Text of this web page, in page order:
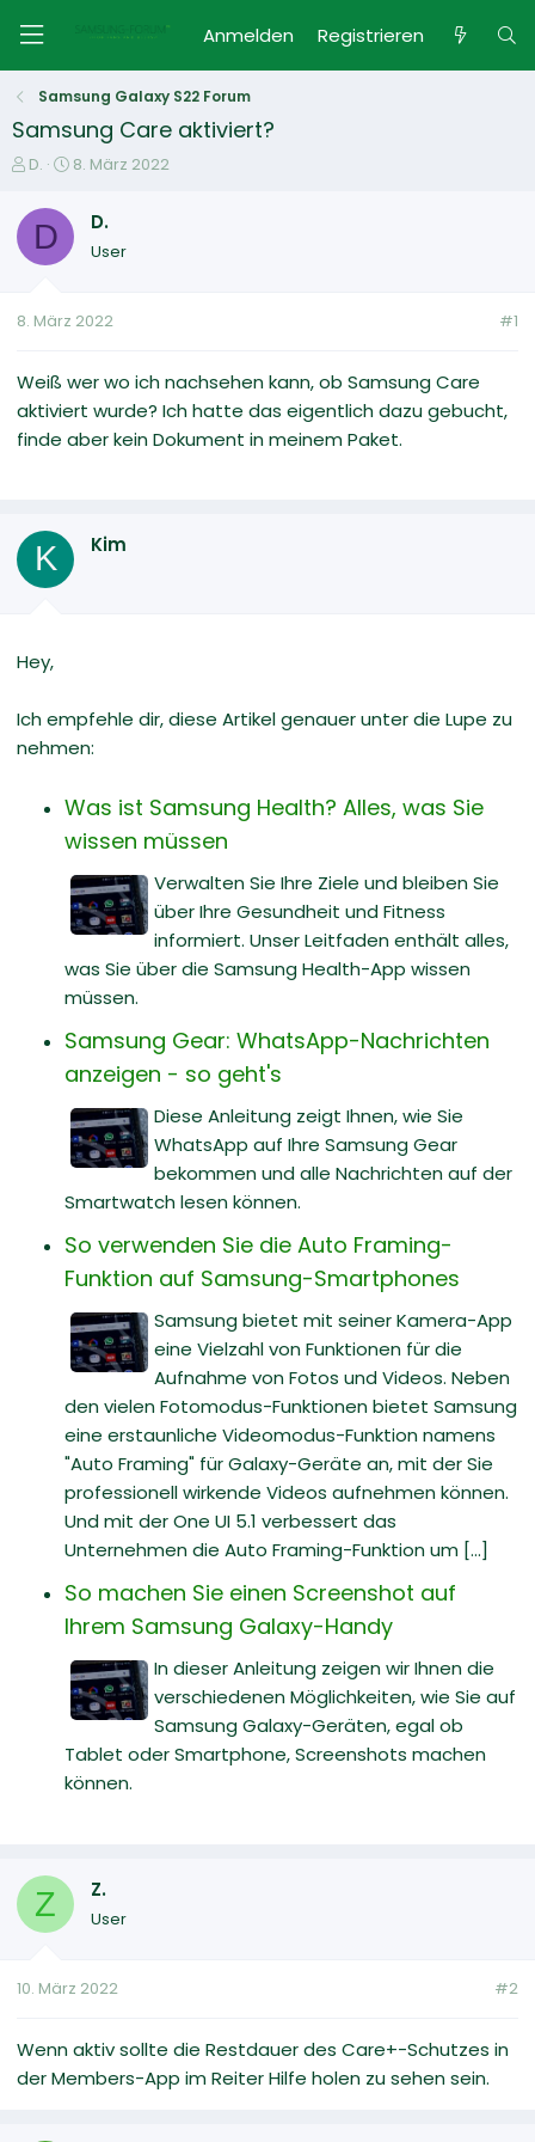
Anmelden Registrieren
Samsung Galaxy S22 Forum
Samsung Care aktiviert?
E
s
e
e
D.
E
t
m
8. März 2022
D D.
User
8. März 2022 #1
Weiß wer wo ich nachsehen kann, ob Samsung Care
aktiviert wurde? Ich hatte das eigentlich dazu gebucht,
finde aber kein Dokument in meinem Paket.
K Kim
Hey,
Ich empfehle dir, diese Artikel genauer unter die Lupe zu
nehmen:
Was ist Samsung Health? Alles, was Sie
wissen müssen
Verwalten Sie Ihre Ziele und bleiben Sie
über Ihre Gesundheit und Fitness
informiert. Unser Leitfaden enthält alles,
was Sie über die Samsung Health-App wissen
müssen.
Samsung Gear: WhatsApp-Nachrichten
anzeigen - so geht's
Diese Anleitung zeigt Ihnen, wie Sie
WhatsApp auf Ihre Samsung Gear
bekommen und alle Nachrichten auf der
Smartwatch lesen können.
So verwenden Sie die Auto Framing-
Funktion auf Samsung-Smartphones
Samsung bietet mit seiner Kamera-App
eine Vielzahl von Funktionen für die
Aufnahme von Fotos und Videos. Neben
den vielen Fotomodus-Funktionen bietet Samsung
eine erstaunliche Videomodus-Funktion namens
"Auto Framing" für Galaxy-Geräte an, mit der Sie
professionell wirkende Videos aufnehmen können.
Und mit der One UI 5.1 verbessert das
Unternehmen die Auto Framing-Funktion um [...]
So machen Sie einen Screenshot auf
Ihrem Samsung Galaxy-Handy
In dieser Anleitung zeigen wir Ihnen die
verschiedenen Möglichkeiten, wie Sie auf
Samsung Galaxy-Geräten, egal ob
Tablet oder Smartphone, Screenshots machen
können.
Z Z.
User
10. März 2022 #2
Wenn aktiv sollte die Restdauer des Care+-Schutzes in
der Members-App im Reiter Hilfe holen zu sehen sein.